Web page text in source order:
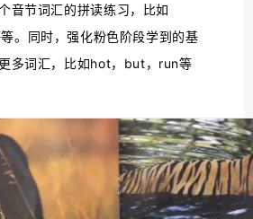
音节词汇的拼读练习，比如
。同时，强化粉色阶段学到的基
多词汇，比如hot，but，run等